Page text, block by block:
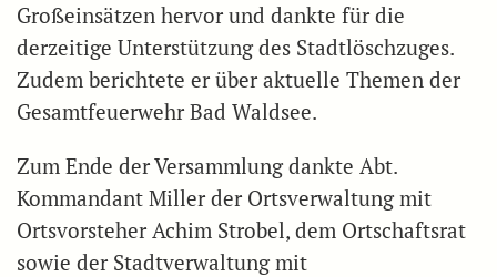
Großeinsätzen hervor und dankte für die
derzeitige Unterstützung des Stadtlöschzuges.
Zudem berichtete er über aktuelle Themen der
Gesamtfeuerwehr Bad Waldsee.
Zum Ende der Versammlung dankte Abt.
Kommandant Miller der Ortsverwaltung mit
Ortsvorsteher Achim Strobel, dem Ortschaftsrat
sowie der Stadtverwaltung mit